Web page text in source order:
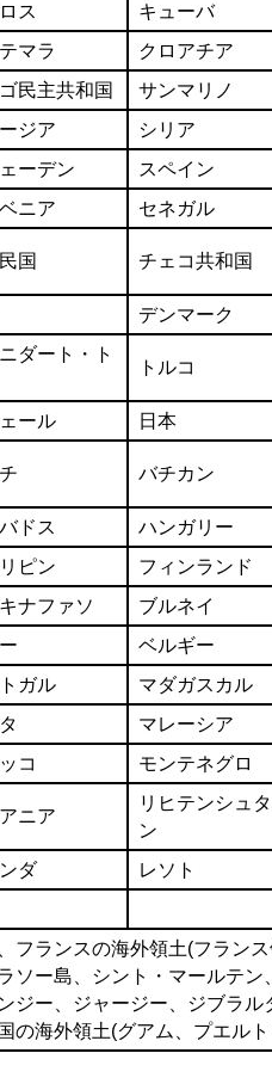
ス キューバ
マラ クロアチア
民主共和国 サンマリノ
ジア シリア
ーデン スペイン
ニア セネガル
国 チェコ共和国
デンマーク
ダート・ト
トルコ
ール 日本
バチカン
ドス ハンガリー
ピン フィンランド
ナファソ ブルネイ
ベルギー
ガル マダガスカル
マレーシア
コ モンテネグロ
ニア
リヒテンシュ
ン
ダ レソト
ランスの海外領土(フランス
、シント・マールテン、
ジャージー、ジブラルタ
領土(グアム、プエルト